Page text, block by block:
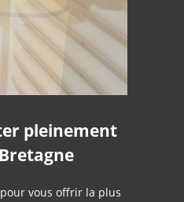
pleinement
vous offrir la plus